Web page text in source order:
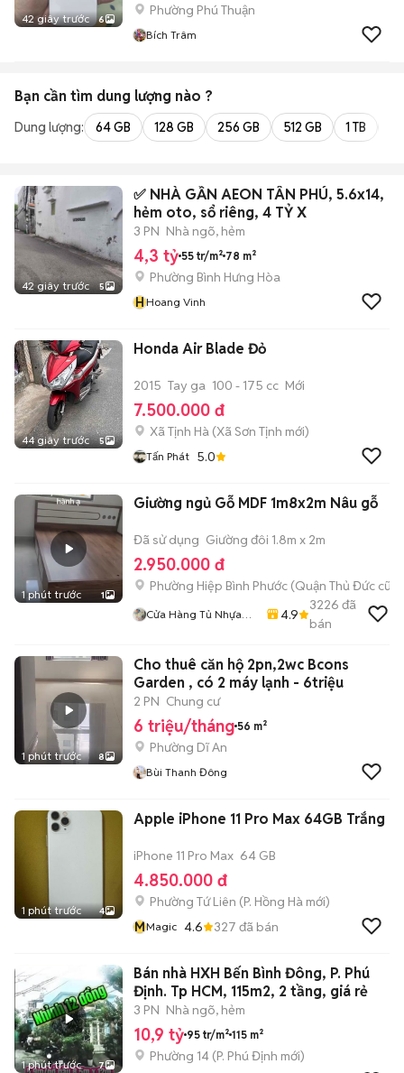
42 giây trước 6
Phường Phú Thuận
Bích Trâm
Bạn cần tìm dung lượng nào ?
Dung lượng: 64 GB 128 GB 256 GB 512 GB 1 TB
42 giây trước 5
✅ NHÀ GẦN AEON TÂN PHÚ, 5.6x14,
hẻm oto, sổ riêng, 4 TỶ X
3 PN Nhà ngõ, hẻm
4,3 tỷ 55 tr/m² 78 m²
Phường Bình Hưng Hòa
HHoang Vinh
44 giây trước 5
Honda Air Blade Đỏ
2015 Tay ga 100 - 175 cc Mới
7.500.000 đ
Xã Tịnh Hà (Xã Sơn Tịnh mới)
Tấn Phát 5.0
1 phút trước 1
Giường ngủ Gỗ MDF 1m8x2m Nâu gỗ
Đã sử dụng Giường đôi 1.8m x 2m
2.950.000 đ
Phường Hiệp Bình Phước (Quận Thủ Đức cũ)
Cửa Hàng Tủ Nhựa
4.9
3226 đã
bán
1 phút trước 8
Cho thuê căn hộ 2pn,2wc Bcons
Garden , có 2 máy lạnh - 6triệu
2 PN Chung cư
6 triệu/tháng 56 m²
Phường Dĩ An
Bùi Thanh Đông
1 phút trước 4
Apple iPhone 11 Pro Max 64GB Trắng
iPhone 11 Pro Max 64 GB
4.850.000 đ
Phường Tứ Liên (P. Hồng Hà mới)
MMagic 4.6 327 đã bán
1 phút trước 7
Bán nhà HXH Bến Bình Đông, P. Phú
Định. Tp HCM, 115m2, 2 tầng, giá rẻ
3 PN Nhà ngõ, hẻm
10,9 tỷ 95 tr/m² 115 m²
Phường 14 (P. Phú Định mới)